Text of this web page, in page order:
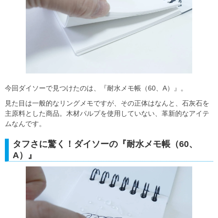
今回ダイソーで見つけたのは、『耐水メモ帳（60、A）』。
見た目は一般的なリングメモですが、その正体はなんと、石灰石を
主原料とした商品。木材パルプを使用していない、革新的なアイテ
ムなんです。
タフさに驚く！ダイソーの『耐水メモ帳（60、
A）』